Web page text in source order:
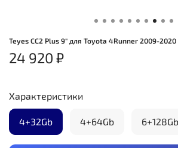
Teyes CC2 Plus 9" для Toyota 4Runner 2009-2020
24 920 ₽
Характеристики
4+32Gb 4+64Gb 6+128Gb